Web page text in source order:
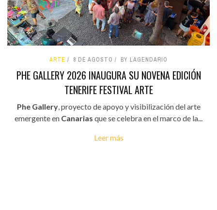
ARTE 8 DE AGOSTO BY LAGENDARIO
PHE GALLERY 2026 INAUGURA SU NOVENA EDICIÓN
TENERIFE FESTIVAL ARTE
Phe Gallery, proyecto de apoyo y visibilización del arte
emergente en Canarias que se celebra en el marco de la...
Leer más